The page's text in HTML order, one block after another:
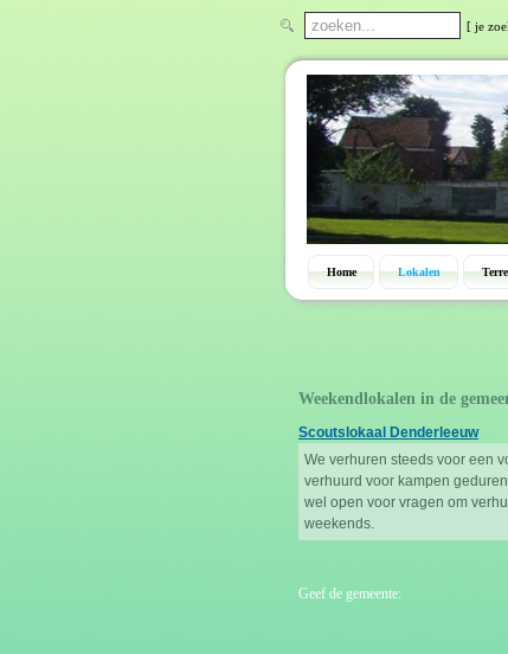
[ je
Home Lokalen
Weekendlokalen in de
Scoutslokaal Denderleeuw
We verhuren steeds voor een
verhuurd voor kampen
wel open voor vragen om
weekends.
Geef de gemeente: